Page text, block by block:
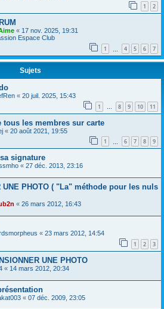
1 2
« 17 nov. 2025, 19:31
Espace Club
1 4 5 6 7
Sujets
« 20 juil. 2025, 15:43
1 … 8 9 10 11
tous les membres sur carte
« 20 août 2021, 19:55
1 6 7 8 9
signature
« 27 déc. 2013, 23:16
UNE PHOTO ( "La" méthode pour les nuls
« 26 mars 2012, 16:43
« 23 mars 2012, 14:54
1 2 3
UNE PHOTO
« 14 mars 2012, 20:34
« 07 déc. 2009, 23:05